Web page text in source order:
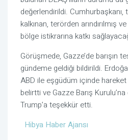
değerlendirildi. Cumhurbaşkanı,
kalkınan, terörden arındırılmış
bölge istikrarına katkı
Görüşmede, Gazze’de barışın
gündeme geldiği bildirildi.
ABD ile eşgüdüm içinde
belirtti ve Gazze Barış
Trump’a teşekkür etti.
Hibya Haber Ajansı